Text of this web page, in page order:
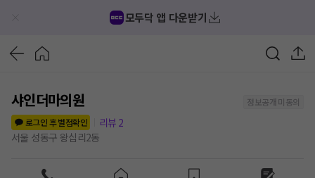
모두닥 앱 다운받기
샤인더마의원
정보공개 미동의
로그인 후 별점확인
리뷰 2
서울 성동구 왕십리2동